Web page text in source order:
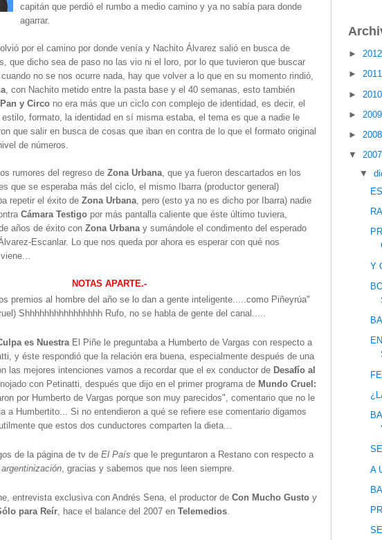
capitán que perdió el rumbo a medio camino y ya no sabía para donde
agarrar.
por el camino por donde venía y Nachito Álvarez salió en busca de
que dicho sea de paso no las vio ni el loro, por lo que tuvieron que buscar
no se nos ocurre nada, hay que volver a lo que en su momento rindió,
, con Nachito metido entre la pasta base y el 40 semanas, esto también
Pan y Circo no era más que un ciclo con complejo de identidad, es decir, el
formato, la identidad en sí misma estaba, el tema es que a nadie le
que salir en busca de cosas que iban en contra de lo que el formato original
de números.
rumores del regreso de Zona Urbana, que ya fueron descartados en los
que se esperaba más del ciclo, el mismo Ibarra (productor general)
repetir el éxito de Zona Urbana, pero (esto ya no es dicho por Ibarra) nadie
Cámara Testigo por más pantalla caliente que éste último tuviera,
años de éxito con Zona Urbana y sumándole el condimento del esperado
Escanlar. Lo que nos queda por ahora es esperar con qué nos
NOTAS APARTE.-
premios al hombre del año se lo dan a gente inteligente.....como Piñeyrúa"
Shhhhhhhhhhhhhhhh Rufo, no se habla de gente del canal.....
es NuestraEl Piñe le preguntaba a Humberto de Vargas con respecto a
y éste respondió que la relación era buena, especialmente después de una
las mejores intenciones vamos a recordar que el ex conductor de Desafío al
con Petinatti, después que dijo en el primer programa de Mundo Cruel:
por Humberto de Vargas porque son muy parecidos", comentario que no le
a Humbertito... Si no entendieron a qué se refiere ese comentario digamos
que estos dos cunductores comparten la dieta...
de la página de tv de El País que le preguntaron a Restano con respecto a
argentinización, gracias y sabemos que nos leen siempre.
entrevista exclusiva con Andrés Sena, el productor de Con Mucho Gusto y
para Reír, hace el balance del 2007 en Telemedios.
►
►
►
►
►
▼
▼
Y
A